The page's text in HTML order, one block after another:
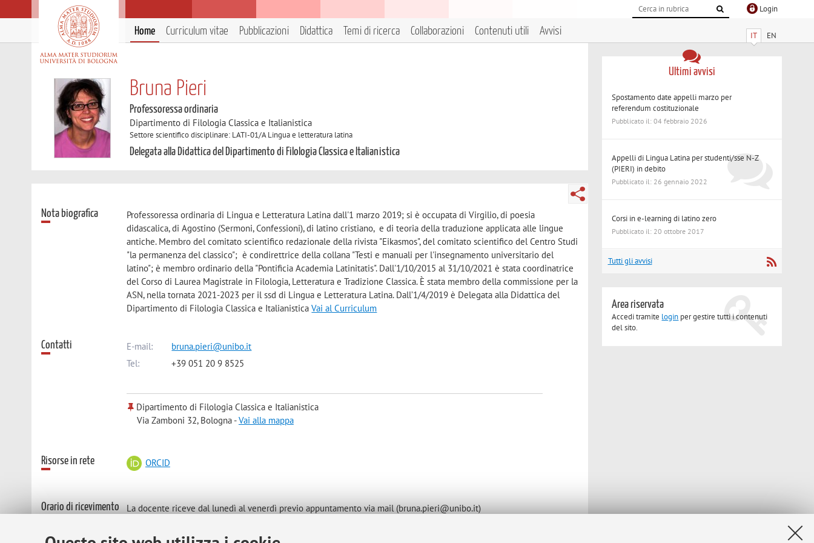
Login
IT EN
Home Curriculum vitae Pubblicazioni Didattica Temi di ricerca Collaborazioni Contenuti utili Avvisi
Bruna Pieri
Professoressa ordinaria
Dipartimento di Filologia Classica e Italianistica
Settore scientifico disciplinare: LATI-01/A Lingua e letteratura latina
Delegata alla Didattica del Dipartimento di Filologia Classica e Italianistica
Nota biografica
Professoressa ordinaria di Lingua e Letteratura Latina dall'1 marzo 2019; si è occupata di Virgilio, di poesia
didascalica, di Agostino (Sermoni, Confessioni), di latino cristiano, e di teoria della traduzione applicata alle lingue
antiche. Membro del comitato scientifico redazionale della rivista "Eikasmos", del comitato scientifico del Centro Studi
"la permanenza del classico"; è condirettrice della collana "Testi e manuali per l'insegnamento universitario del
latino"; è membro ordinario della "Pontificia Academia Latinitatis". Dall'1/10/2015 al 31/10/2021 è stata coordinatrice
del Corso di Laurea Magistrale in Filologia, Letteratura e Tradizione Classica. È stata membro della commissione per la
ASN, nella tornata 2021-2023 per il ssd di Lingua e Letteratura Latina. Dall’1/4/2019 è Delegata alla Didattica del
Dipartimento di Filologia Classica e ItalianisticaVai al Curriculum
Contatti E-mail:
bruna.pieri@unibo.it
Tel:
+39 051 20 9 8525
Dipartimento di Filologia Classica e Italianistica
Via Zamboni 32, Bologna -Vai alla mappa
Risorse in rete ORCID
Orario di ricevimento
La docente riceve dal lunedì al venerdì previo appuntamento via mail (bruna.pieri@unibo.it)
tenersi on line (via teams) o in presenza
Ultimi avvisi
Spostamento date appelli marzo per
referendum costituzionale
Pubblicato il: 04 febbraio 2026
Appelli di Lingua Latina per studenti/sse N-Z
(PIERI) in debito
Pubblicato il: 26 gennaio 2022
Corsi in e-learning di latino zero
Pubblicato il: 20 ottobre 2017
Tutti gli avvisi
Area riservata
Accedi tramite login per gestire tutti i contenuti
del sito.